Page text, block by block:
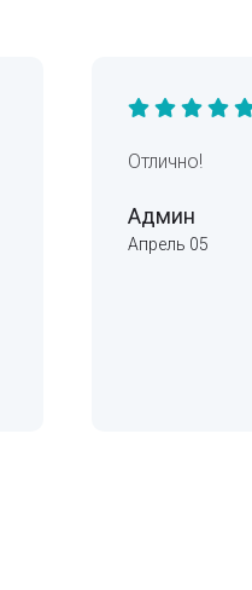
Отлично!
Админ
Апрель 05